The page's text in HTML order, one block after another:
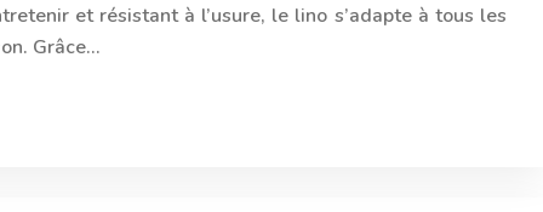
et résistant à l’usure, le lino s’adapte à tous les
Grâce…